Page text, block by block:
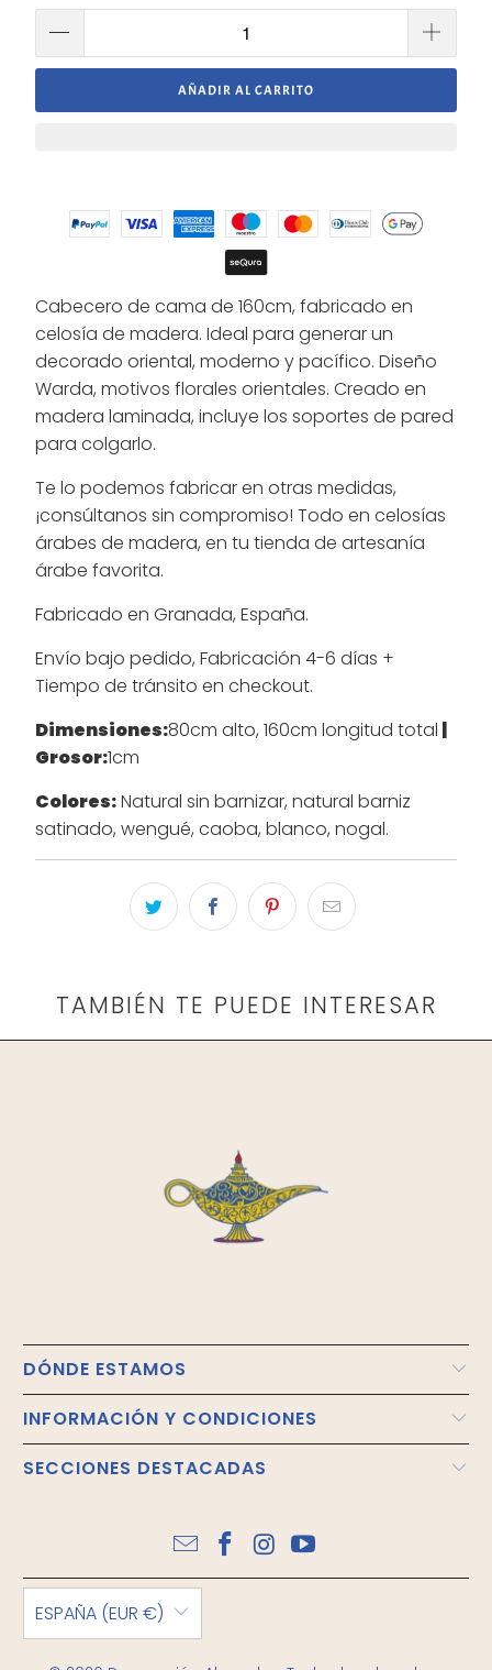
AÑADIR AL CARRITO
Cabecero de cama de 160cm, fabricado en
celosía de madera. Ideal para generar un
decorado oriental, moderno y pacífico. Diseño
Warda, motivos florales orientales. Creado en
madera laminada, incluye los soportes de pared
para colgarlo.
Te lo podemos fabricar en otras medidas,
¡consúltanos sin compromiso! Todo en celosías
árabes de madera, en tu tienda de artesanía
árabe favorita.
Fabricado en Granada, España.
Envío bajo pedido, Fabricación 4-6 días +
Tiempo de tránsito en checkout.
Dimensiones:80cm alto, 160cm longitud total |
Grosor:1cm
Colores:Natural sin barnizar, natural barniz
satinado, wengué, caoba, blanco, nogal.
TAMBIÉN TE PUEDE INTERESAR
DÓNDE ESTAMOS
INFORMACIÓN Y CONDICIONES
SECCIONES DESTACADAS
ESPAÑA (EUR €)